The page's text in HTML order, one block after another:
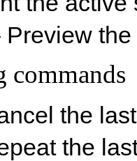
Preview
commands
the
the